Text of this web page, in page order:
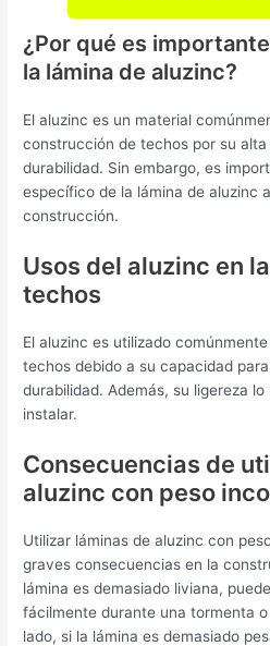
¿Por qué es
la lámina de aluzinc?
El aluzinc es un material
construcción de techos por su
durabilidad. Sin embargo, es
específico de la lámina de aluzinc
construcción.
Usos del aluzinc en
techos
El aluzinc es utilizado
techos debido a su capacidad
durabilidad. Además, su ligereza
instalar.
Consecuencias de
aluzinc con peso
Utilizar láminas de aluzinc con
graves consecuencias en la
lámina es demasiado liviana,
fácilmente durante una tormenta
lado, si la lámina es demasiado